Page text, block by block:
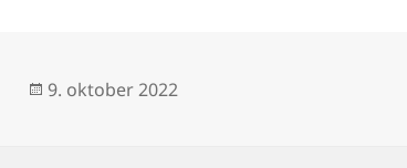
Udgivet
9. oktober 2022